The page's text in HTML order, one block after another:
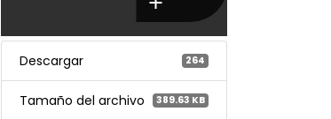
Descargar 264
Tamaño del archivo 389.63 KB